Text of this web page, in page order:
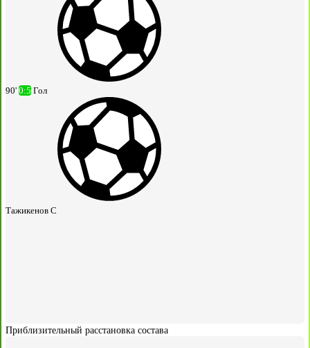
90' 0:5 Гол
Тажикенов С
Приблизительный расстановка состава